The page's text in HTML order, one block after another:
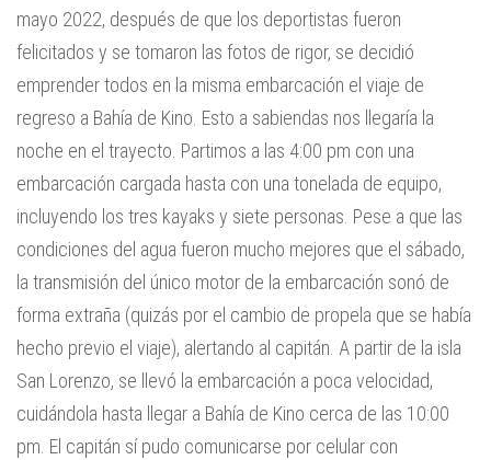
mayo 2022, después de que los deportistas fueron
felicitados y se tomaron las fotos de rigor, se decidió
emprender todos en la misma embarcación el viaje de
regreso a Bahía de Kino. Esto a sabiendas nos llegaría la
noche en el trayecto. Partimos a las 4:00 pm con una
embarcación cargada hasta con una tonelada de equipo,
incluyendo los tres kayaks y siete personas. Pese a que las
condiciones del agua fueron mucho mejores que el sábado,
la transmisión del único motor de la embarcación sonó de
forma extraña (quizás por el cambio de propela que se había
hecho previo el viaje), alertando al capitán. A partir de la isla
San Lorenzo, se llevó la embarcación a poca velocidad,
cuidándola hasta llegar a Bahía de Kino cerca de las 10:00
pm. El capitán sí pudo comunicarse por celular con